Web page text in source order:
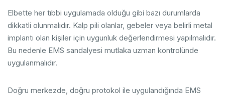
Elbette her tıbbi uygulamada olduğu gibi bazı durumlarda
dikkatli olunmalıdır. Kalp pili olanlar, gebeler veya belirli metal
implantı olan kişiler için uygunluk değerlendirmesi yapılmalıdır.
Bu nedenle EMS sandalyesi mutlaka uzman kontrolünde
uygulanmalıdır.
Doğru merkezde, doğru protokol ile uygulandığında EMS